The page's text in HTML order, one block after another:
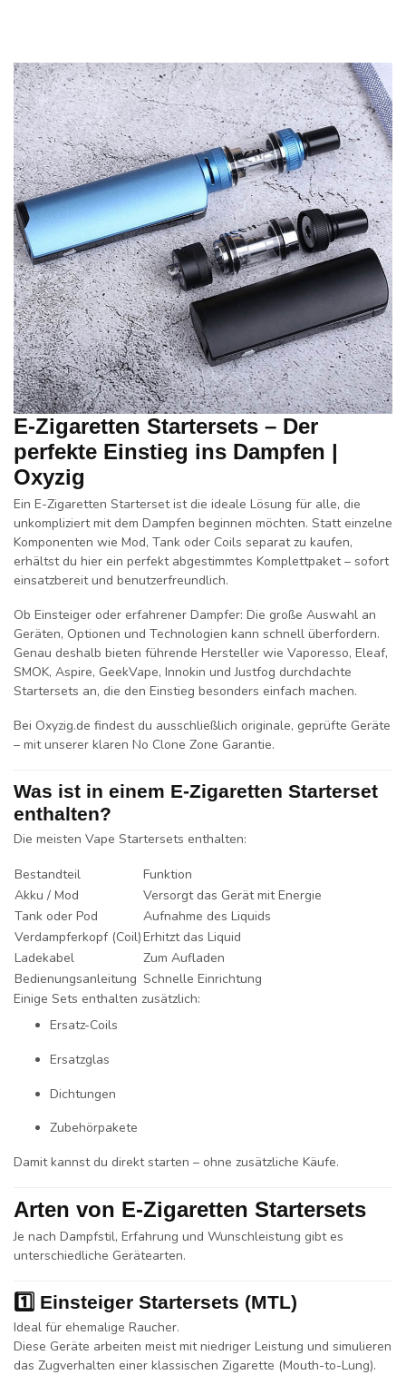
E-Zigaretten Startersets – Der
perfekte Einstieg ins Dampfen |
Oxyzig
Ein E-Zigaretten Startersetist die ideale Lösung für alle, die
unkompliziert mit dem Dampfen beginnen möchten. Statt einzelne
Komponenten wie Mod, Tank oder Coils separat zu kaufen,
erhältst du hier ein perfekt abgestimmtes Komplettpaket – sofort
einsatzbereit und benutzerfreundlich.
Ob Einsteiger oder erfahrener Dampfer: Die große Auswahl an
Geräten, Optionen und Technologien kann schnell überfordern.
Genau deshalb bieten führende Hersteller wie Vaporesso, Eleaf,
SMOK, Aspire, GeekVape, Innokin undJustfog durchdachte
Startersets an, die den Einstieg besonders einfach machen.
Bei Oxyzig.de findest du ausschließlich originale, geprüfte Geräte
– mit unserer klaren No Clone Zone Garantie.
Was ist in einem E-Zigaretten Starterset
enthalten?
Die meisten Vape Startersets enthalten:
Bestandteil
Funktion
Akku / Mod
Versorgt das Gerät mit Energie
Tank oder Pod
Aufnahme des Liquids
Verdampferkopf (Coil)Erhitzt das Liquid
Ladekabel
Zum Aufladen
Bedienungsanleitung Schnelle Einrichtung
Einige Sets enthalten zusätzlich:
Ersatz-Coils
Ersatzglas
Dichtungen
Zubehörpakete
Damit kannst du direkt starten – ohne zusätzliche Käufe.
Arten von E-Zigaretten Startersets
Je nach Dampfstil, Erfahrung und Wunschleistung gibt es
unterschiedliche Gerätearten.
1️⃣ Einsteiger Startersets (MTL)
Ideal für ehemalige Raucher.
Diese Geräte arbeiten meist mit niedriger Leistung und simulieren
das Zugverhalten einer klassischen Zigarette (Mouth-to-Lung).